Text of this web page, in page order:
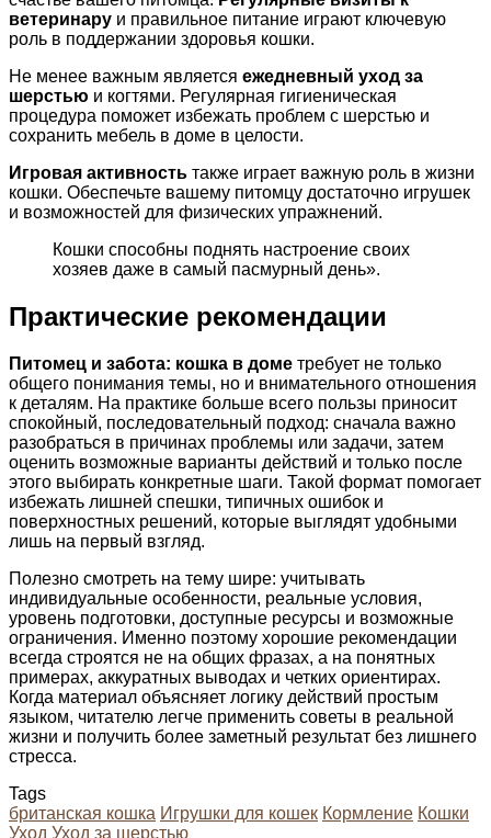
ветеринару и правильное питание играют ключевую
роль в поддержании здоровья кошки.
Не менее важным является ежедневный уход за
шерстью и когтями. Регулярная гигиеническая
процедура поможет избежать проблем с шерстью и
сохранить мебель в доме в целости.
Игровая активность также играет важную роль в жизни
кошки. Обеспечьте вашему питомцу достаточно игрушек
и возможностей для физических упражнений.
Кошки способны поднять настроение своих
хозяев даже в самый пасмурный день».
Практические рекомендации
Питомец и забота: кошка в доме требует не только
общего понимания темы, но и внимательного отношения
к деталям. На практике больше всего пользы приносит
спокойный, последовательный подход: сначала важно
разобраться в причинах проблемы или задачи, затем
оценить возможные варианты действий и только после
этого выбирать конкретные шаги. Такой формат помогает
избежать лишней спешки, типичных ошибок и
поверхностных решений, которые выглядят удобными
лишь на первый взгляд.
Полезно смотреть на тему шире: учитывать
индивидуальные особенности, реальные условия,
уровень подготовки, доступные ресурсы и возможные
ограничения. Именно поэтому хорошие рекомендации
всегда строятся не на общих фразах, а на понятных
примерах, аккуратных выводах и четких ориентирах.
Когда материал объясняет логику действий простым
языком, читателю легче применить советы в реальной
жизни и получить более заметный результат без лишнего
стресса.
Tags
британская кошка Игрушки для кошек Кормление Кошки
Уход Уход за шерстью